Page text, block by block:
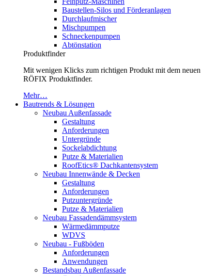
Baustellen-Silos und Förderanlagen
Durchlaufmischer
Mischpumpen
Schneckenpumpen
Abtönstation
Produktfinder
Mit wenigen Klicks zum richtigen Produkt mit dem neuen
RÖFIX Produktfinder.
Mehr…
Bautrends & Lösungen
Neubau Außenfassade
Gestaltung
Anforderungen
Untergründe
Sockelabdichtung
Putze & Materialien
RoofEtics® Dachkantensystem
Neubau Innenwände & Decken
Gestaltung
Anforderungen
Putzuntergründe
Putze & Materialien
Neubau Fassadendämmsystem
Wärmedämmputze
WDVS
Neubau - Fußböden
Anforderungen
Anwendungen
Bestandsbau Außenfassade